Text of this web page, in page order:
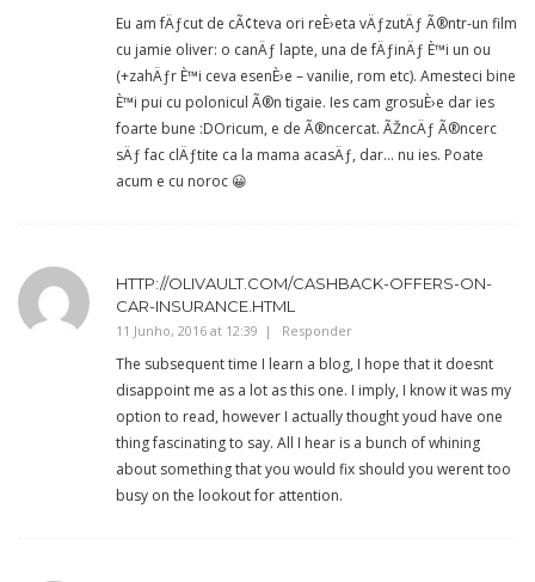
Eu am fÄƒcut de cÃ¢teva ori reÈ›eta vÄƒzutÄƒ Ã®ntr-un film
cu jamie oliver: o canÄƒ lapte, una de fÄƒinÄƒ È™i un ou
(+zahÄƒr È™i ceva esenÈ›e – vanilie, rom etc). Amesteci bine
È™i pui cu polonicul Ã®n tigaie. Ies cam grosuÈ›e dar ies
foarte bune :DOricum, e de Ã®ncercat. ÃŽncÄƒ Ã®ncerc
sÄƒ fac clÄƒtite ca la mama acasÄƒ, dar… nu ies. Poate
acum e cu noroc 😀
HTTP://OLIVAULT.COM/CASHBACK-OFFERS-ON-
CAR-INSURANCE.HTML
11 Junho, 2016 at 12:39 Responder
The subsequent time I learn a blog, I hope that it doesnt
disappoint me as a lot as this one. I imply, I know it was my
option to read, however I actually thought youd have one
thing fascinating to say. All I hear is a bunch of whining
about something that you would fix should you werent too
busy on the lookout for attention.